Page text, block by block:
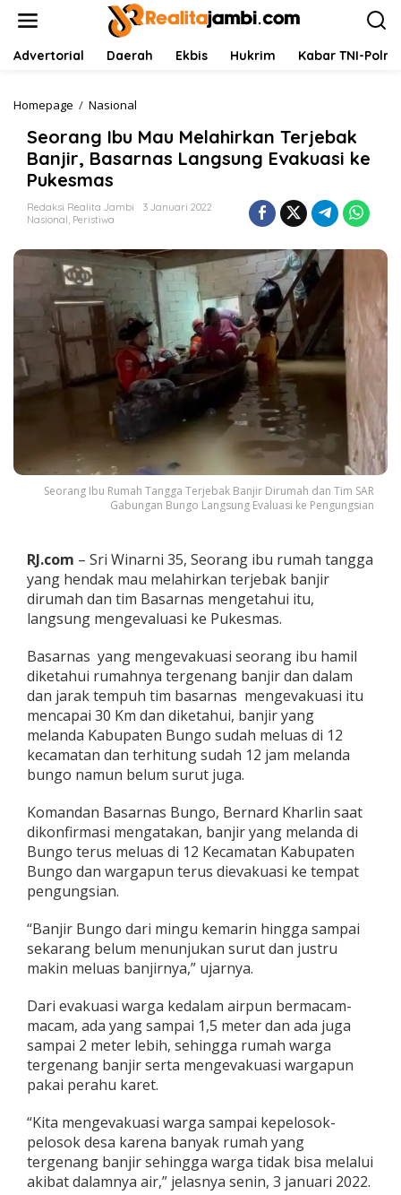
Advertorial Daerah Ekbis Hukrim Kabar TNI-Polri
Homepage / Nasional
o
r
a
u
M
a
M
e
l
a
h
i
r
a
T
e
r
b
a
k
B
a
j
i
r
,
B
a
s
r
a
s
L
n
u
n
E
a
k
u
s
i
e
P
k
e
Seorang Ibu Mau Melahirkan Terjebak
Banjir, Basarnas Langsung Evakuasi ke
Pukesmas
Redaksi Realita Jambi
3 Januari 2022
Nasional, Peristiwa
Seorang Ibu Rumah Tangga Terjebak Banjir Dirumah dan Tim SAR
Gabungan Bungo Langsung Evaluasi ke Pengungsian
RJ.com – Sri Winarni 35, Seorang ibu rumah tangga
yang hendak mau melahirkan terjebak banjir
dirumah dan tim Basarnas mengetahui itu,
langsung mengevaluasi ke Pukesmas.
Basarnas yang mengevakuasi seorang ibu hamil
diketahui rumahnya tergenang banjir dan dalam
dan jarak tempuh tim basarnas mengevakuasi itu
mencapai 30 Km dan diketahui, banjir yang
melanda Kabupaten Bungo sudah meluas di 12
kecamatan dan terhitung sudah 12 jam melanda
bungo namun belum surut juga.
Komandan Basarnas Bungo, Bernard Kharlin saat
dikonfirmasi mengatakan, banjir yang melanda di
Bungo terus meluas di 12 Kecamatan Kabupaten
Bungo dan wargapun terus dievakuasi ke tempat
pengungsian.
“Banjir Bungo dari mingu kemarin hingga sampai
sekarang belum menunjukan surut dan justru
makin meluas banjirnya,” ujarnya.
Dari evakuasi warga kedalam airpun bermacam-
macam, ada yang sampai 1,5 meter dan ada juga
sampai 2 meter lebih, sehingga rumah warga
tergenang banjir serta mengevakuasi wargapun
pakai perahu karet.
“Kita mengevakuasi warga sampai kepelosok-
pelosok desa karena banyak rumah yang
tergenang banjir sehingga warga tidak bisa melalui
akibat dalamnya air,” jelasnya senin, 3 januari 2022.